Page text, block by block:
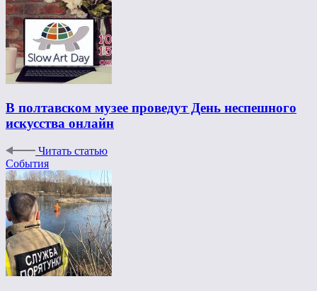
В полтавском музее проведут День неспешного
искусства онлайн
Читать статью
События